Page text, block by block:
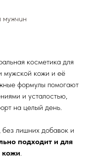
мужчин
косметика для
мужской кожи и её
формулы помогают
и усталостью,
на целый день.
лишних добавок и
подходит и для
кожи.